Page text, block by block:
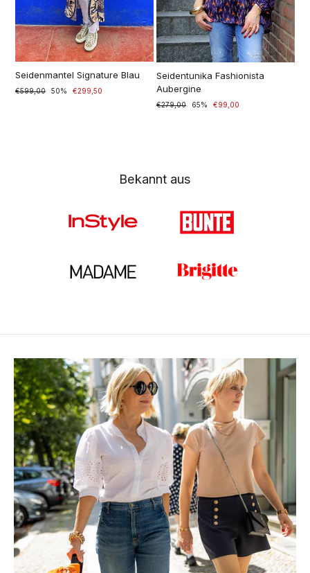
Seidenmantel Signature Blau
Prezzo
€599,00
Prezzo
50% €299,50
Seidentunika Fashionista
Aubergine
Prezzo
€279,00
Prezzo
65% €99,00
Bekannt aus